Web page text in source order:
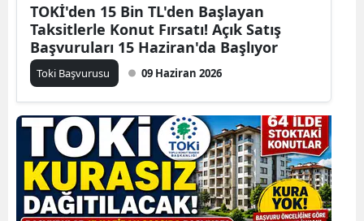
TOKİ'den 15 Bin TL'den Başlayan
Taksitlerle Konut Fırsatı! Açık Satış
Başvuruları 15 Haziran'da Başlıyor
Toki Başvurusu 09 Haziran 2026